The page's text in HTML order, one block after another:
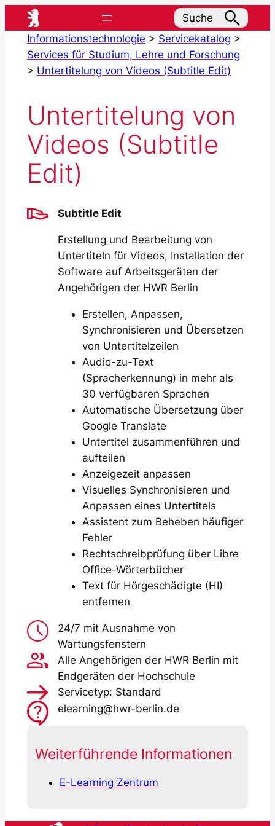
Inhalt
springen
Suche
Informationstechnologie > Servicekatalog >
Services für Studium, Lehre und Forschung
> Untertitelung von Videos (Subtitle Edit)
Untertitelung von
Videos (Subtitle
Edit)
Subtitle Edit
Erstellung und Bearbeitung von
Untertiteln für Videos, Installation der
Software auf Arbeitsgeräten der
Angehörigen der HWR Berlin
Erstellen, Anpassen,
Synchronisieren und Übersetzen
von Untertitelzeilen
Audio-zu-Text
(Spracherkennung) in mehr als
30 verfügbaren Sprachen
Automatische Übersetzung über
Google Translate
Untertitel zusammenführen und
aufteilen
Anzeigezeit anpassen
Visuelles Synchronisieren und
Anpassen eines Untertitels
Assistent zum Beheben häufiger
Fehler
Rechtschreibprüfung über Libre
Office-Wörterbücher
Text für Hörgeschädigte (HI)
entfernen
24/7 mit Ausnahme von
Wartungsfenstern
Alle Angehörigen der HWR Berlin mit
Endgeräten der Hochschule
Servicetyp: Standard
elearning@hwr-berlin.de
Weiterführende Informationen
E-Learning Zentrum